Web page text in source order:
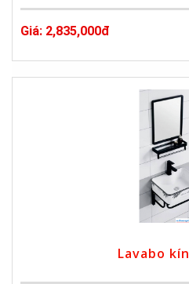
Giá: 2,835,000đ
Lavabo